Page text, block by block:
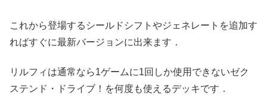
これから登場するシールドシフトやジェネレートを追加す
ればすぐに最新バージョンに出来ます．
リルフィは通常なら1ゲームに1回しか使用できないゼク
ステンド・ドライブ！を何度も使えるデッキです．